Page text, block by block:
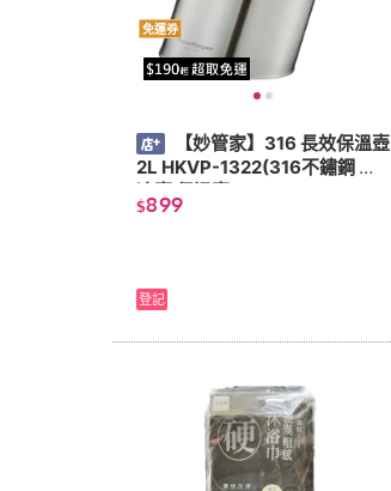
免運券
【妙管家】316 長效保溫壺
2L HKVP-1322(316不鏽鋼 保
冷壺 保溫壺)
$899
登記